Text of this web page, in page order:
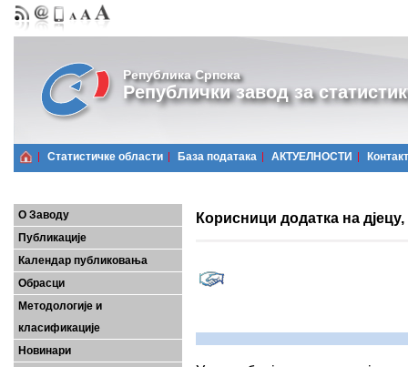
Република Српска
Републички завод за
Статистичке области Базa података АКТУЕЛНОСТИ Контакт
О Заводу
Публикације
Календар публиковања
Обрасци
Методологије и
класификације
Новинари
Корисници додатка на дјецу,